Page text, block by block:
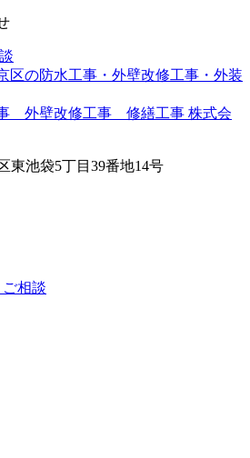
外壁改修工事 修繕工事 株式会
東池袋5丁目39番地14号
相談